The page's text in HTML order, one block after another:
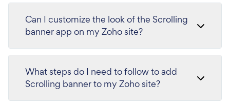
Can I customize the look of the Scrolling
banner app on my Zoho site?
What steps do I need to follow to add
Scrolling banner to my Zoho site?